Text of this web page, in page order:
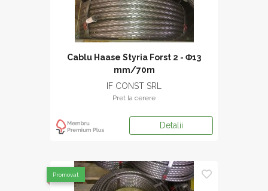
Cablu Haase Styria Forst 2 - Φ13
mm/70m
IF CONST SRL
Pret la cerere
Detalii
Promovat